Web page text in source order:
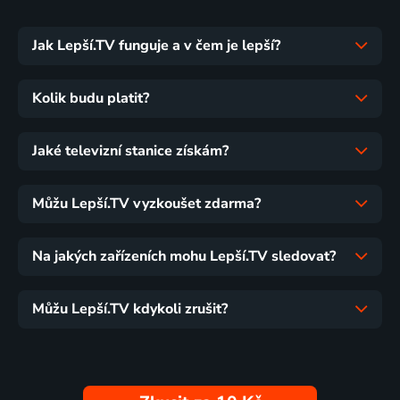
Jak Lepší.TV funguje a v čem je lepší?
Kolik budu platit?
Jaké televizní stanice získám?
Můžu Lepší.TV vyzkoušet zdarma?
Na jakých zařízeních mohu Lepší.TV sledovat?
Můžu Lepší.TV kdykoli zrušit?